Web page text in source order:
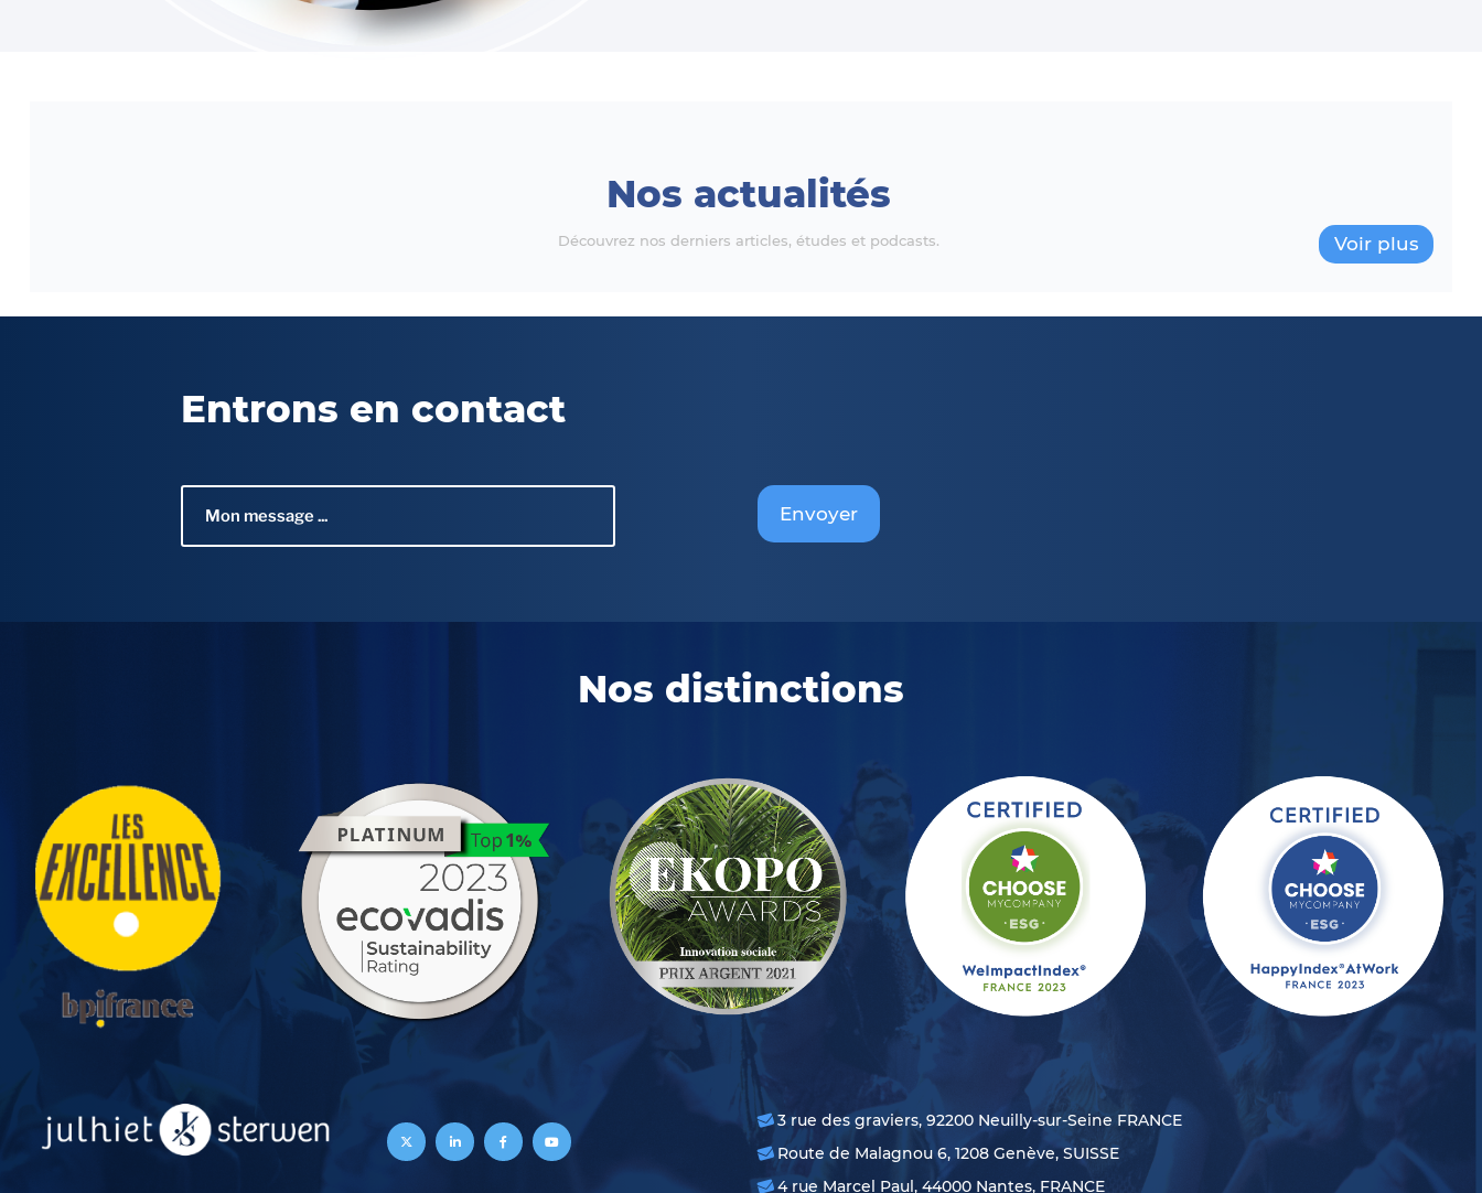
Nos actualités
Découvrez nos derniers articles, études et podcasts. Voir plus
Entrons en contact
Envoyer
Nos distinctions
3 rue des graviers, 92200 Neuilly-sur-Seine FRANCE
Route de Malagnou 6, 1208 Genève, SUISSE
4 rue Marcel Paul, 44000 Nantes, FRANCE